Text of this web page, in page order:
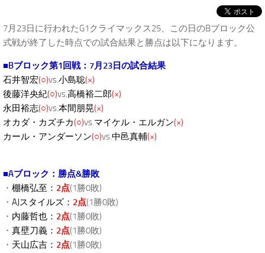
7月23日に行われたG1クライマックス25、この日のBブロック公
式戦が終了した時点での試合結果と勝点は以下になります。
■Bブロック第1回戦：7月23日の試合結果
石井智宏(○)vs.小島聡(×)
後藤洋央紀(○)vs.高橋裕二郎(×)
永田裕志(○)vs.本間朋晃(×)
オカダ・カズチカ(○)vs.マイケル・エルガン(×)
カール・アンダーソン(○)vs.中邑真輔(×)
■Aブロック：勝点&勝敗
・ 棚橋弘至： 2点(1勝0敗)
・ AJスタイルズ： 2点(1勝0敗)
・ 内藤哲也： 2点(1勝0敗)
・ 真壁刀義： 2点(1勝0敗)
・ 天山広吉： 2点(1勝0敗)